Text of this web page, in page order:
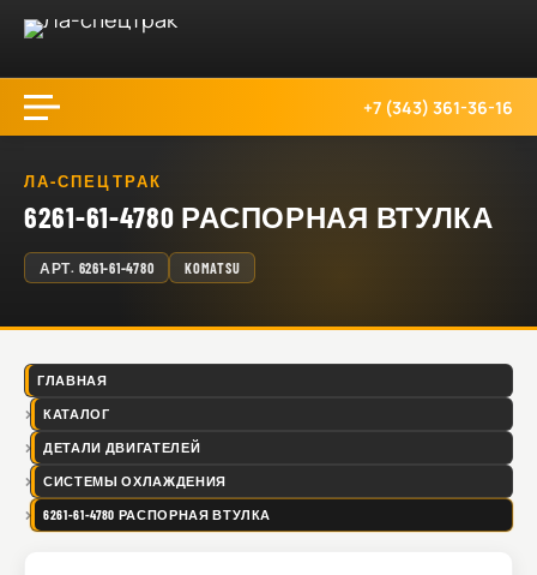
+7 (343) 361-36-16
ЛА-СПЕЦТРАК
6261-61-4780 РАСПОРНАЯ ВТУЛКА
АРТ. 6261-61-4780 KOMATSU
ГЛАВНАЯ
КАТАЛОГ
ДЕТАЛИ ДВИГАТЕЛЕЙ
СИСТЕМЫ ОХЛАЖДЕНИЯ
6261-61-4780 РАСПОРНАЯ ВТУЛКА